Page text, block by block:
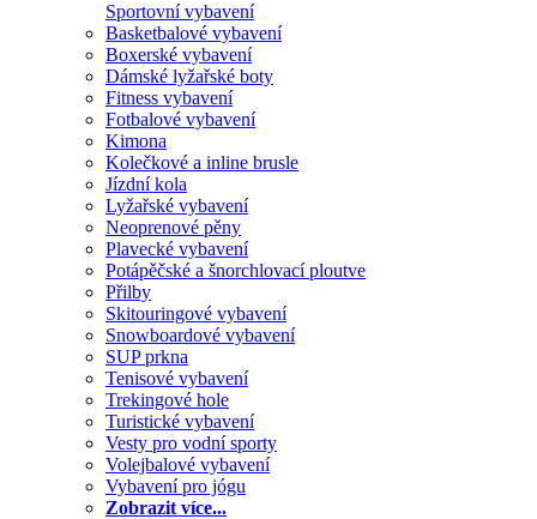
Sportovní vybavení
Basketbalové vybavení
Boxerské vybavení
Dámské lyžařské boty
Fitness vybavení
Fotbalové vybavení
Kimona
Kolečkové a inline brusle
Jízdní kola
Lyžařské vybavení
Neoprenové pěny
Plavecké vybavení
Potápěčské a šnorchlovací ploutve
Přilby
Skitouringové vybavení
Snowboardové vybavení
SUP prkna
Tenisové vybavení
Trekingové hole
Turistické vybavení
Vesty pro vodní sporty
Volejbalové vybavení
Vybavení pro jógu
Zobrazit více...